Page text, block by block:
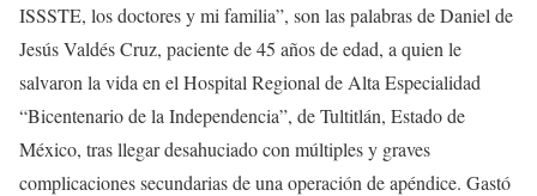
ISSSTE, los doctores y mi familia”, son las palabras de Daniel de
Jesús Valdés Cruz, paciente de 45 años de edad, a quien le
salvaron la vida en el Hospital Regional de Alta Especialidad
“Bicentenario de la Independencia”, de Tultitlán, Estado de
México, tras llegar desahuciado con múltiples y graves
complicaciones secundarias de una operación de apéndice. Gastó